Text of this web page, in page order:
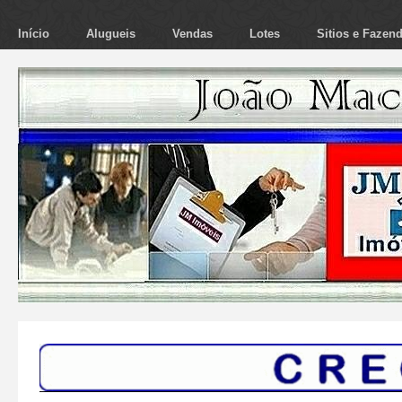
Início Alugueis Vendas Lotes Sitios e